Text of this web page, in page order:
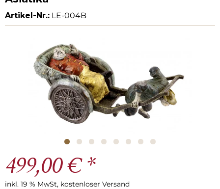
Artikel-Nr.: LE-004B
499,00 € *
inkl. 19 % MwSt, kostenloser Versand